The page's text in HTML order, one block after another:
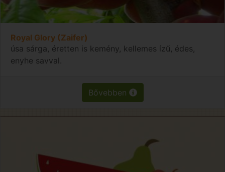
Royal Glory (Zaifer)
úsa sárga, éretten is kemény, kellemes ízű, édes,
enyhe savval.
Bővebben